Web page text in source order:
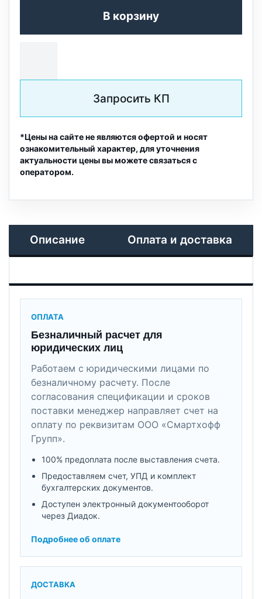
В корзину
Запросить КП
*Цены на сайте не являются офертой и носят
ознакомительный характер, для уточнения
актуальности цены вы можете связаться с
оператором.
Описание Оплата и доставка
ОПЛАТА
Безналичный расчет для
юридических лиц
Работаем с юридическими лицами по
безналичному расчету. После
согласования спецификации и сроков
поставки менеджер направляет счет на
оплату по реквизитам ООО «Смартхофф
Групп».
100% предоплата после выставления счета.
Предоставляем счет, УПД и комплект
бухгалтерских документов.
Доступен электронный документооборот
через Диадок.
Подробнее об оплате
ДОСТАВКА